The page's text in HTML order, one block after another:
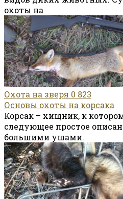
охоты на
Охота на зверя 0 823
Основы охоты на корсака
Корсак – хищник, к
следующее простое
большими ушами.